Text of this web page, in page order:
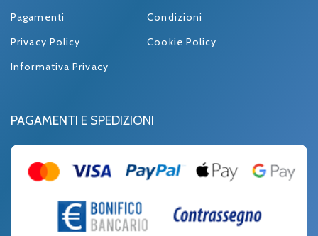
Pagamenti
Condizioni
Privacy Policy
Cookie Policy
Informativa Privacy
PAGAMENTI E SPEDIZIONI